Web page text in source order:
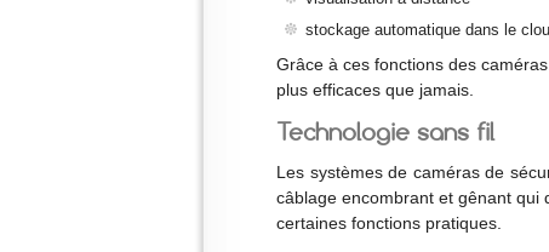
stockage automatique dans le
Grâce à ces fonctions des
plus efficaces que jamais.
Technologie sans fil
Les systèmes de caméras de
câblage encombrant et gênant qui
certaines fonctions pratiques.